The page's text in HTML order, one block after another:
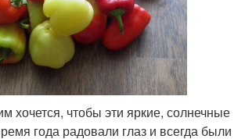
хочется, чтобы эти яркие, солнечные
года радовали глаз и всегда были